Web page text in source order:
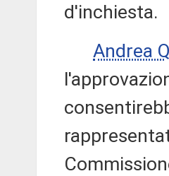
d'inchiesta.
Andrea